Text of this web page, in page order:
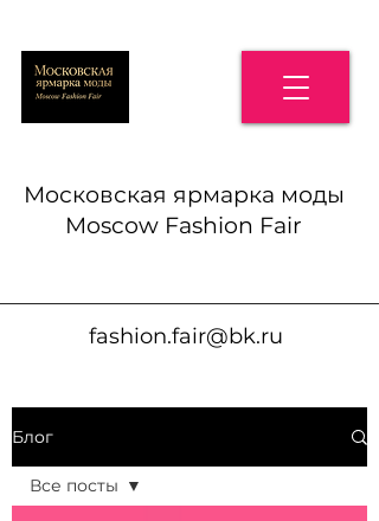
Московская ярмарка моды
Moscow Fashion Fair
fashion.fair@bk.ru
Блог
Все посты